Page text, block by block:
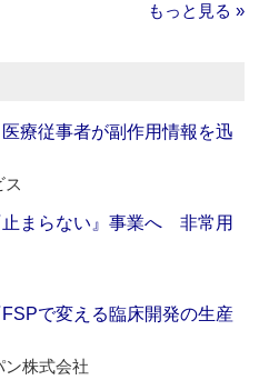
もっと見る »
療従事者が副作用情報を迅
ス
止まらない』事業へ 非常用
で変える臨床開発の生産
ン株式会社